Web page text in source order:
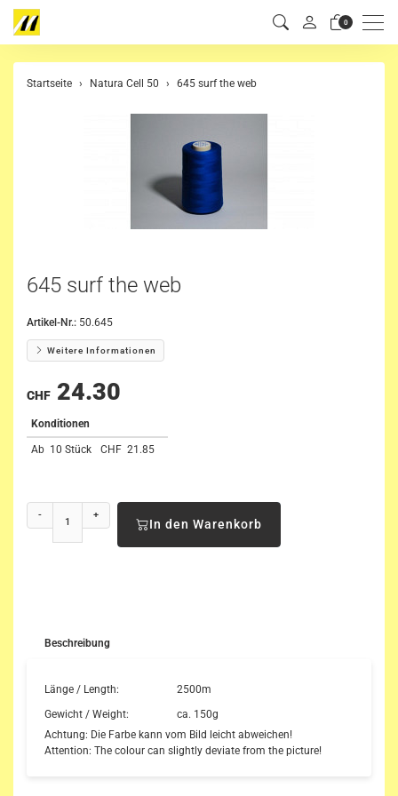
0 Menu
Startseite Natura Cell 50 645 surf the web
645 surf the web
Artikel-Nr.: 50.645
Weitere Informationen
CHF 24.30
Konditionen
Ab 10 Stück CHF 21.85
- +
In den Warenkorb
Beschreibung
Länge / Length:
2500m
Gewicht / Weight:
ca. 150g
Achtung: Die Farbe kann vom Bild leicht abweichen!
Attention: The colour can slightly deviate from the picture!